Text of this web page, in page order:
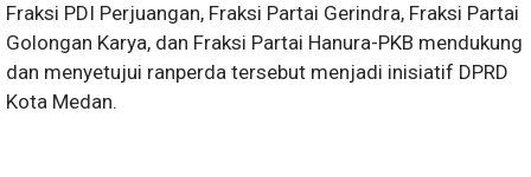
Fraksi PDI Perjuangan, Fraksi Partai Gerindra, Fraksi Partai
Golongan Karya, dan Fraksi Partai Hanura-PKB mendukung
dan menyetujui ranperda tersebut menjadi inisiatif DPRD
Kota Medan.